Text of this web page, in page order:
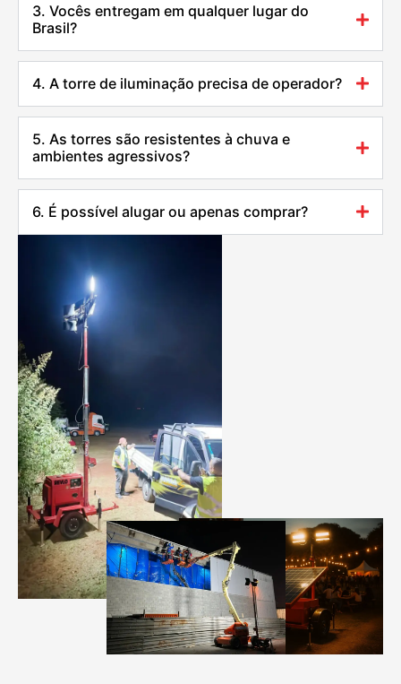
3. Vocês entregam em qualquer lugar do
Brasil?
4. A torre de iluminação precisa de operador?
5. As torres são resistentes à chuva e
ambientes agressivos?
6. É possível alugar ou apenas comprar?